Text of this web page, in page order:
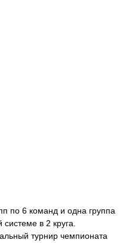
по 6 команд и одна группа
в 2 круга.
турнир чемпионата